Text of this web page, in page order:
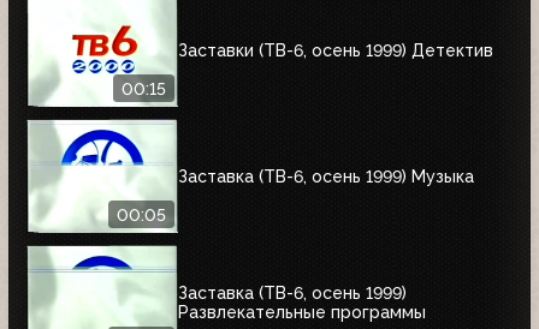
00:15
Заставки (ТВ-6, осень 1999) Детектив
00:05
Заставка (ТВ-6, осень 1999) Музыка
Заставка (ТВ-6, осень 1999)
Развлекательные программы